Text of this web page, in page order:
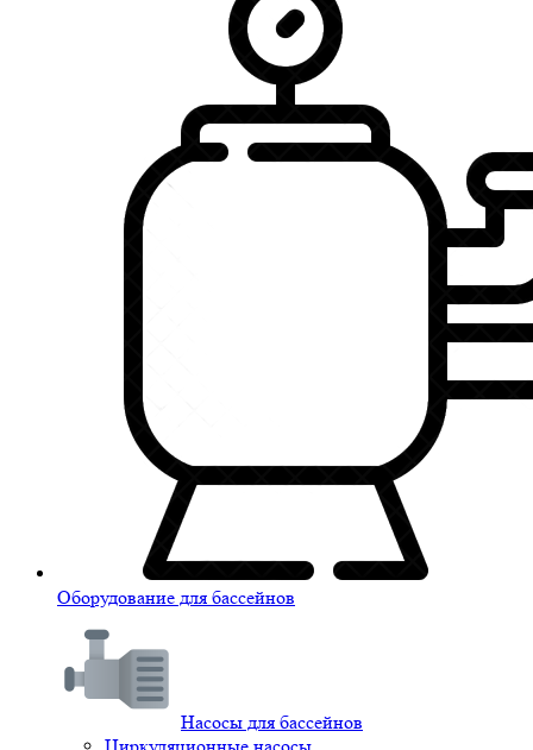
Оборудование для бассейнов
Насосы для бассейнов